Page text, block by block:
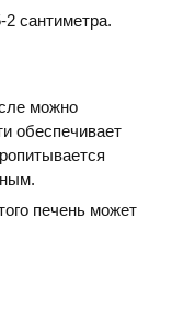
сантиметра.
можно
обеспечивает
печень может